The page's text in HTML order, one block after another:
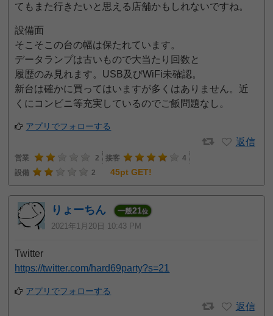
てもまた行きたいと思える店舗かもしれないですね。
設備面
そこそこの台の幅は保たれています。
データランプは古いもので大当たり回数と
履歴のみ見れます。USB及びWiFi未確認。
新台は確かに買ってはいますが多くはありません。近
くにコンビニ等充実しているのでご飯問題なし。
アプリでフォローする
返信
営業 2 接客
4
設備
2 45pt GET!
りょーちん 一般21位
2021年1月20日 10:43 PM
Twitter
https://twitter.com/hard69party?s=21
アプリでフォローする
返信